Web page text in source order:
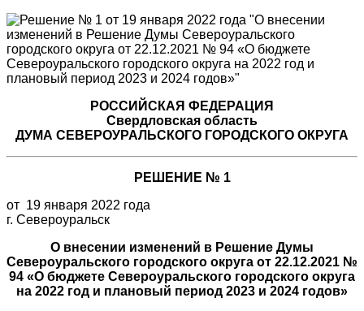
РОССИЙСКАЯ ФЕДЕРАЦИЯ
Свердловская область
ДУМА СЕВЕРОУРАЛЬСКОГО ГОРОДСКОГО ОКРУГА
РЕШЕНИЕ № 1
от 19 января 2022 года
г. Североуральск
О внесении изменений в Решение Думы
Североуральского городского округа от 22.12.2021 №
94 «О бюджете Североуральского городского округа
на 2022 год и плановый период 2023 и 2024 годов»